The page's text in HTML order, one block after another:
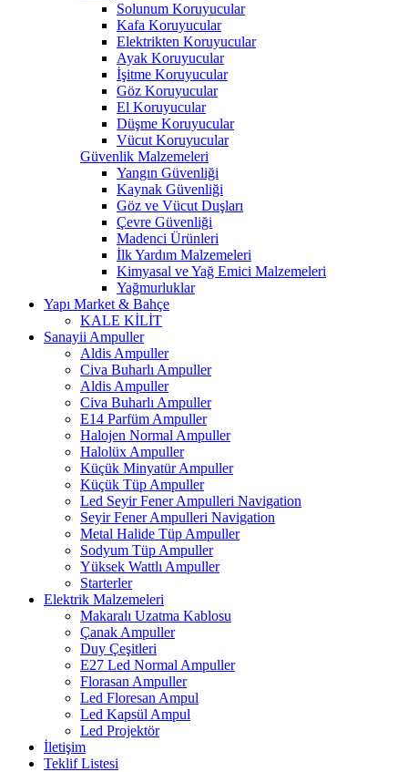
Solunum Koruyucular
Kafa Koruyucular
Elektrikten Koruyucular
Ayak Koruyucular
İşitme Koruyucular
Göz Koruyucular
El Koruyucular
Düşme Koruyucular
Vücut Koruyucular
Güvenlik Malzemeleri
Yangın Güvenliği
Kaynak Güvenliği
Göz ve Vücut Duşları
Çevre Güvenliği
Madenci Ürünleri
İlk Yardım Malzemeleri
Kimyasal ve Yağ Emici Malzemeleri
Yağmurluklar
Yapı Market & Bahçe
KALE KİLİT
Sanayii Ampuller
Aldis Ampuller
Civa Buharlı Ampuller
Aldis Ampuller
Civa Buharlı Ampuller
E14 Parfüm Ampuller
Halojen Normal Ampuller
Halolüx Ampuller
Küçük Minyatür Ampuller
Küçük Tüp Ampuller
Led Seyir Fener Ampulleri Navigation
Seyir Fener Ampulleri Navigation
Metal Halide Tüp Ampuller
Sodyum Tüp Ampuller
Yüksek Wattlı Ampuller
Starterler
Elektrik Malzemeleri
Makaralı Uzatma Kablosu
Çanak Ampuller
Duy Çeşitleri
E27 Led Normal Ampuller
Florasan Ampuller
Led Floresan Ampul
Led Kapsül Ampul
Led Projektör
İletişim
Teklif Listesi